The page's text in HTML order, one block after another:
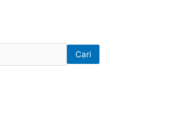
Cari